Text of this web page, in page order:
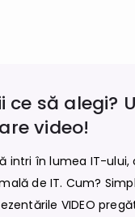
ce să alegi?
video!
intri în lumea IT-
de IT. Cum?
VIDEO